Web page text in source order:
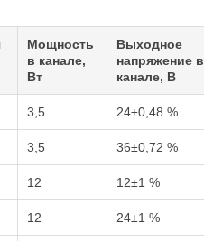
Мощность
в канале,
Вт
Выходное
напряжение в
канале, В
3,5 24±0,48 %
3,5 36±0,72 %
12 12±1 %
12 24±1 %